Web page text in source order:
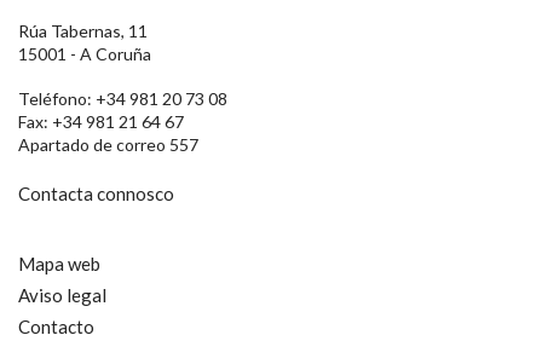
Rúa Tabernas, 11
15001 - A Coruña
Teléfono: +34 981 20 73 08
Fax: +34 981 21 64 67
Apartado de correo 557
Contacta connosco
Mapa web
Aviso legal
Contacto